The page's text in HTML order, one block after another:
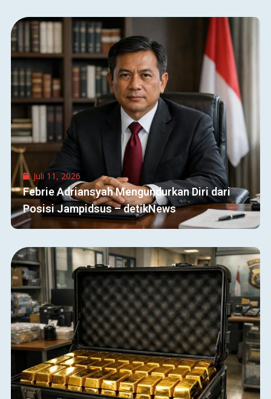
Juli 11, 2026
Febrie Adriansyah Mengundurkan Diri dari
Posisi Jampidsus – detikNews